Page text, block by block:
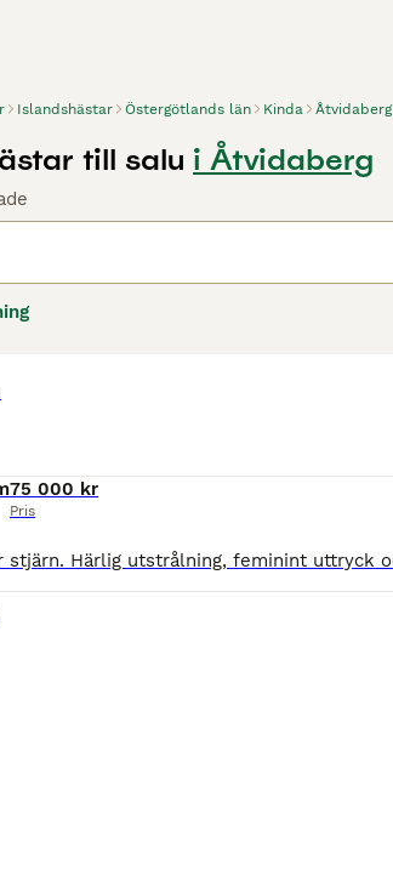
Islandshästar Östergötlands län Kinda Åtvidaberg
till salu i Åtvidaberg
75 000 kr
Pris